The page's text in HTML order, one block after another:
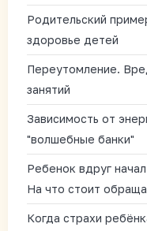
Родительский
здоровье детей
Переутомление.
занятий
Зависимость от
"волшебные банки"
Ребенок вдруг
На что стоит
Когда страхи